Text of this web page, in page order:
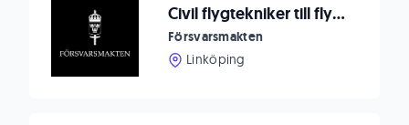
Civil flygtekniker till flygplan 100/102 till Specialflygskvadronen, F 7
Försvarsmakten
Linköping